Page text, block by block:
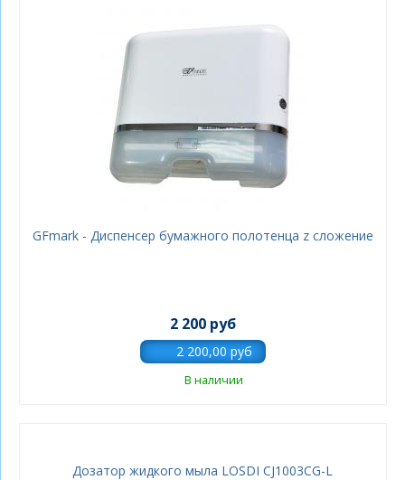
GFmark - Диспенсер бумажного полотенца z сложение
2 200 руб
В наличии
Дозатор жидкого мыла LOSDI CJ1003CG-L